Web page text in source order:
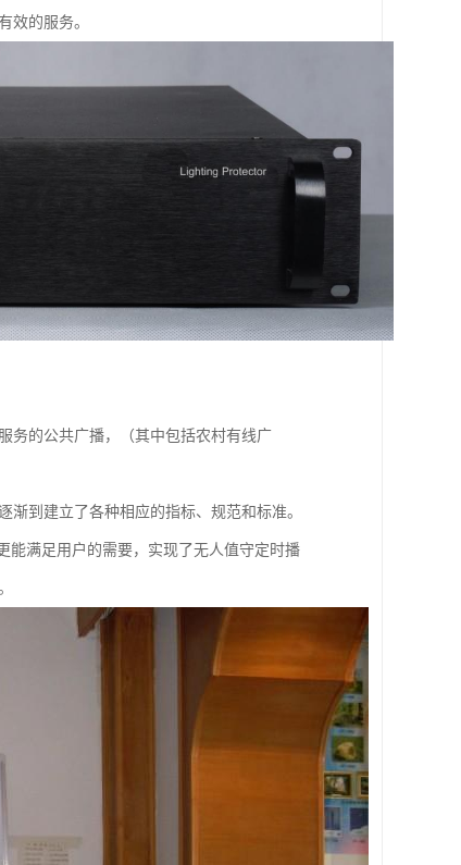
效的服务。
务的公共广播，（其中包括农村有线广
到建立了各种相应的指标、规范和标准。
能满足用户的需要，实现了无人值守定时播